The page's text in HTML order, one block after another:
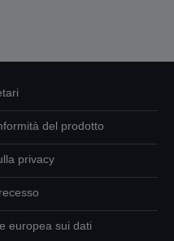
del prodotto
privacy
europea sui dati